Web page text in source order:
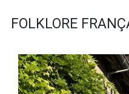
FOLKLORE